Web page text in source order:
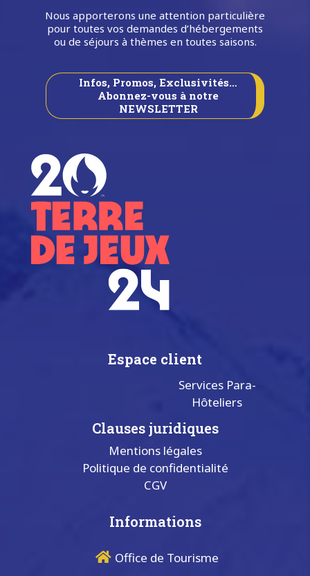
Nous apporterons une attention particulière
pour toutes vos demandes d’hébergements
ou de séjours à thèmes en toutes saisons.
Infos, Promos, Exclusivités…
Abonnez-vous à notre
NEWSLETTER
Espace client
Services Para-
Hôteliers
Clauses juridiques
Mentions légales
Politique de confidentialité
CGV
Informations
Office de Tourisme